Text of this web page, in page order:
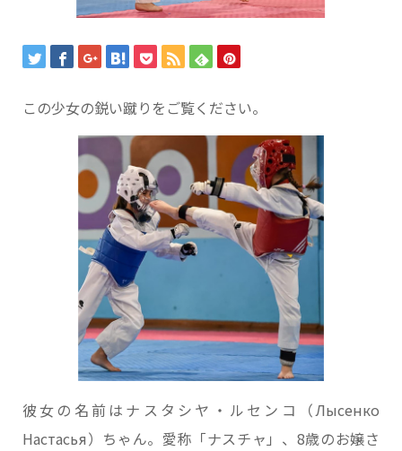
この少女の鋭い蹴りをご覧ください。
彼女の名前はナスタシヤ・ルセンコ（Лысенко
Настасья）ちゃん。愛称「ナスチャ」、8歳のお嬢さ